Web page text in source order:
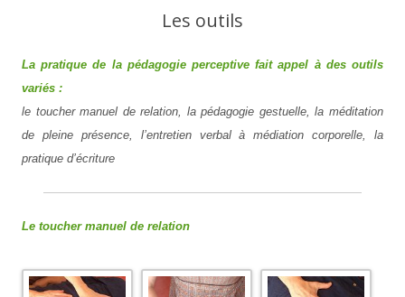
Les outils
La pratique de la pédagogie perceptive fait appel à des outils
variés :
le toucher manuel de relation, la pédagogie gestuelle, la méditation
de pleine présence, l’entretien verbal à médiation corporelle, la
pratique d’écriture
Le toucher manuel de relation